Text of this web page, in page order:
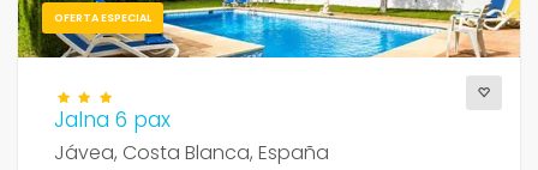
OFERTA ESPECIAL
Jalna 6 pax
Jávea, Costa Blanca, España